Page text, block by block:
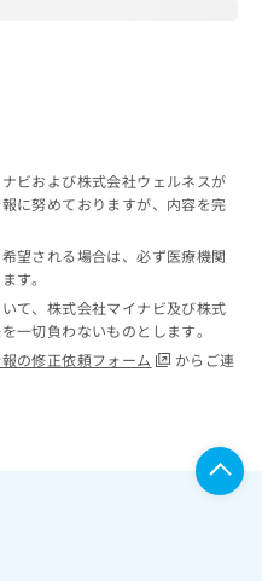
ビおよび株式会社ウェルネスが
に努めておりますが、内容を完
望される場合は、必ず医療機関
す。
て、株式会社マイナビ及び株式
一切負わないものとします。
の修正依頼フォーム
からご連